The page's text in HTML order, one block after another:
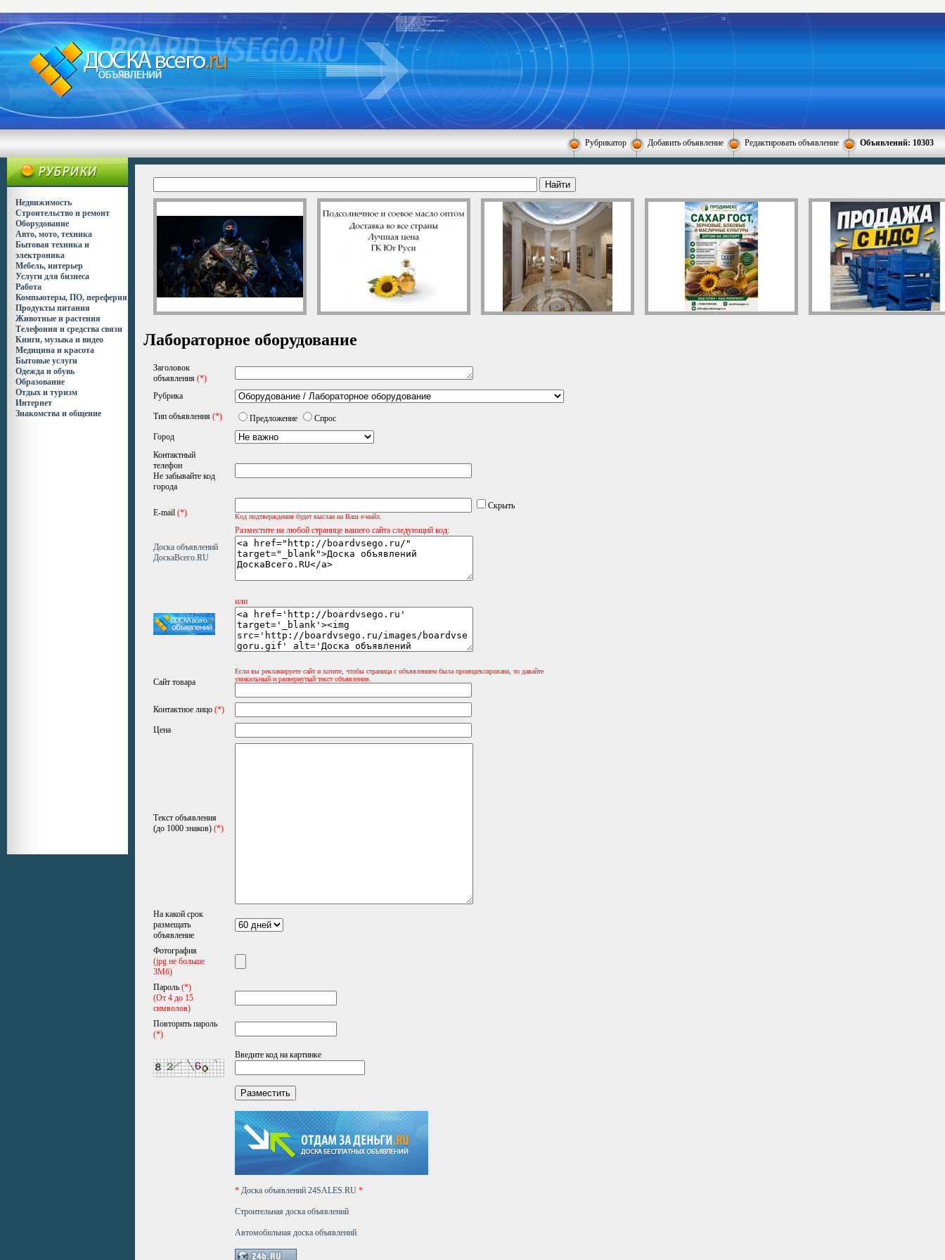
Рубрикатор Добавить объявление Редактировать объявление Объявлений: 10303
Недвижимость
Строительство и ремонт
Оборудование
Авто, мото, техника
Бытовая техника и
электроника
Мебель, интерьер
Услуги для бизнеса
Работа
Компьютеры, ПО, переферия
Продукты питания
Животные и растения
Телефония и средства связи
Книги, музыка и видео
Медицина и красота
Бытовые услуги
Одежда и обувь
Образование
Отдых и туризм
Интернет
Знакомства и общение
Лабораторное оборудование
Заголовок
объявления (*)
Рубрика
Тип объявления (*) Предложение
Спрос
Город
Контактный
телефон
Не забывайте код
города
E-mail (*)
Скрыть
Код подтверждения будет выслан на Ваш е-майл.
Доска объявлений
ДоскаВсего.RU
Разместите на любой странице вашего сайта следующий код:
или
Сайт товара
Если вы рекламируете сайт и хотите, чтобы страница с объявлением была проиндексирована, то давайте
уникальный и развернутый текст объявления.
Контактное лицо (*)
Цена
Текст объявления
(до 1000 знаков) (*)
На какой срок
размещать
объявление
Фотография
(jpg не больше
3Мб)
Пароль (*)
(От 4 до 15
символов)
Повторить пароль
(*)
Введите код на картинке
* Доска объявлений 24SALES.RU *
Строительная доска объявлений
Автомобильная доска объявлений